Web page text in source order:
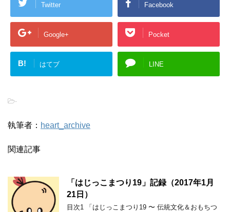
Twitter Facebook
Google+ Pocket
B! はてブ LINE
-
執筆者： heart_archive
関連記事
「はじっこまつり19」記録（2017年1月
21日）
目次1 「はじっこまつり19 〜 伝統文化＆おもちつ